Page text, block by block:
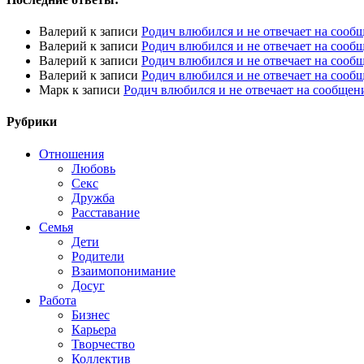
Валерий к записи Родич влюбился и не отвечает на
Валерий к записи Родич влюбился и не отвечает на
Валерий к записи Родич влюбился и не отвечает на
Валерий к записи Родич влюбился и не отвечает на
Марк к записи Родич влюбился и не отвечает на
Рубрики
Отношения
Любовь
Секс
Дружба
Расставание
Семья
Дети
Родители
Взаимопонимание
Досуг
Работа
Бизнес
Карьера
Творчество
Коллектив